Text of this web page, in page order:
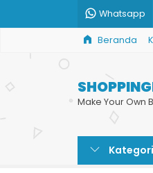
Whatsapp
Beranda
Make Your Own